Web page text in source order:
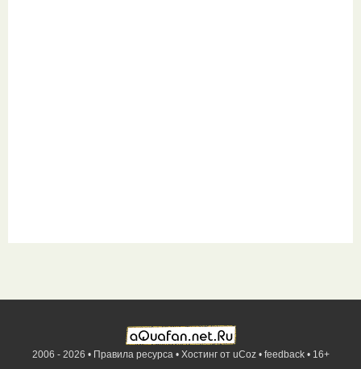
2006 - 2026 • Правила ресурса• Хостинг от uCoz• feedback• 16+